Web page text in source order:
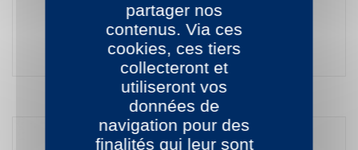
Prix
144,00 €
ACHETER
partager nos
contenus. Via ces
cookies, ces tiers
collecteront et
utiliseront vos
données de
navigation pour des
finalités qui leur sont